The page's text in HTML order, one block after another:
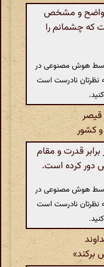
واضح و مشخص
که چشمانم را
هوش مصنوعی در
نظرتان نادرست است
کشور
قدرت و مقام
دور کرده است.
هوش مصنوعی در
نظرتان نادرست است